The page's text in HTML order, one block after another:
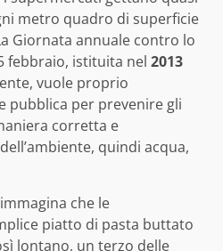
metro quadro di superficie
Giornata annuale contro lo
febbraio, istituita nel 2013
vuole proprio
pubblica per prevenire gli
corretta e
quindi acqua,
che le
piatto di pasta buttato
lontano, un terzo delle